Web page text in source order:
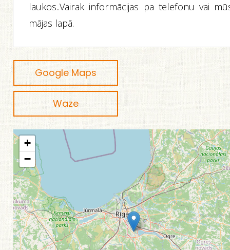
laukos..Vairak informācijas pa telefonu vai
mājas lapā.
Google Maps
Waze
+
−